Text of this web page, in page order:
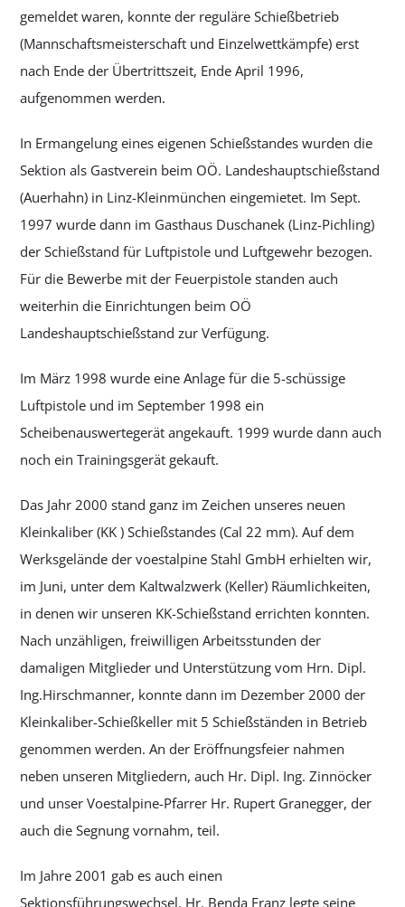
gemeldet waren, konnte der reguläre Schießbetrieb
(Mannschaftsmeisterschaft und Einzelwettkämpfe) erst
nach Ende der Übertrittszeit, Ende April 1996,
aufgenommen werden.
In Ermangelung eines eigenen Schießstandes wurden die
Sektion als Gastverein beim OÖ. Landeshauptschießstand
(Auerhahn) in Linz-Kleinmünchen eingemietet. Im Sept.
1997 wurde dann im Gasthaus Duschanek (Linz-Pichling)
der Schießstand für Luftpistole und Luftgewehr bezogen.
Für die Bewerbe mit der Feuerpistole standen auch
weiterhin die Einrichtungen beim OÖ
Landeshauptschießstand zur Verfügung.
Im März 1998 wurde eine Anlage für die 5-schüssige
Luftpistole und im September 1998 ein
Scheibenauswertegerät angekauft. 1999 wurde dann auch
noch ein Trainingsgerät gekauft.
Das Jahr 2000 stand ganz im Zeichen unseres neuen
Kleinkaliber (KK ) Schießstandes (Cal 22 mm). Auf dem
Werksgelände der voestalpine Stahl GmbH erhielten wir,
im Juni, unter dem Kaltwalzwerk (Keller) Räumlichkeiten,
in denen wir unseren KK-Schießstand errichten konnten.
Nach unzähligen, freiwilligen Arbeitsstunden der
damaligen Mitglieder und Unterstützung vom Hrn. Dipl.
Ing.Hirschmanner, konnte dann im Dezember 2000 der
Kleinkaliber-Schießkeller mit 5 Schießständen in Betrieb
genommen werden. An der Eröffnungsfeier nahmen
neben unseren Mitgliedern, auch Hr. Dipl. Ing. Zinnöcker
und unser Voestalpine-Pfarrer Hr. Rupert Granegger, der
auch die Segnung vornahm, teil.
Im Jahre 2001 gab es auch einen
Sektionsführungswechsel. Hr. Benda Franz legte seine